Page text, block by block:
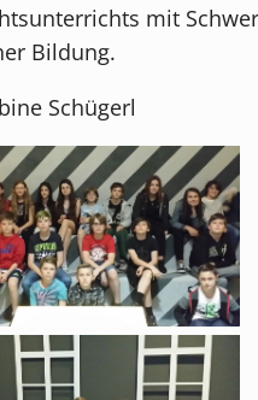
mit
Bildung.
Schügerl